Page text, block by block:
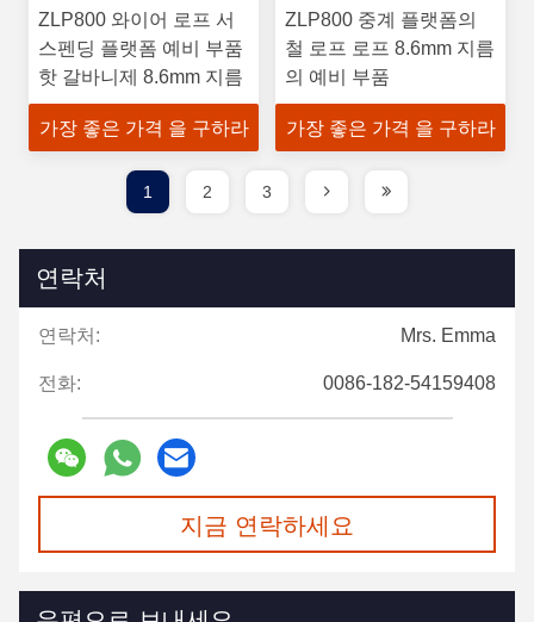
ZLP800 와이어 로프 서
스펜딩 플랫폼 예비 부품
핫 갈바니제 8.6mm 지름
가장 좋은 가격 을 구하라
ZLP800 중계 플랫폼의
철 로프 로프 8.6mm 지름
의 예비 부품
가장 좋은 가격 을 구하라
1 2 3
연락처
연락처: Mrs. Emma
전화: 0086-182-54159408
지금 연락하세요